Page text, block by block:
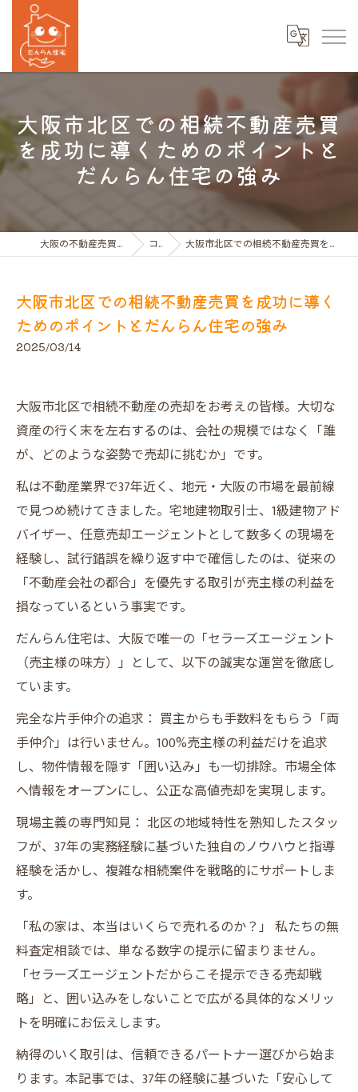
大阪市北区での相続不動産売買
を成功に導くためのポイントと
だんらん住宅の強み
大阪の不動産売買ならだんらん住宅株式会社 コラム 大阪市北区での相続不動産売買を成功に導くためのポイントとだんらん住宅の強み
大阪市北区での相続不動産売買を成功に導く
ためのポイントとだんらん住宅の強み
2025/03/14
大阪市北区で相続不動産の売却をお考えの皆様。大切な
資産の行く末を左右するのは、会社の規模ではなく「誰
が、どのような姿勢で売却に挑むか」です。
私は不動産業界で37年近く、地元・大阪の市場を最前線
で見つめ続けてきました。宅地建物取引士、1級建物アド
バイザー、任意売却エージェントとして数多くの現場を
経験し、試行錯誤を繰り返す中で確信したのは、従来の
「不動産会社の都合」を優先する取引が売主様の利益を
損なっているという事実です。
だんらん住宅は、大阪で唯一の「セラーズエージェント
（売主様の味方）」として、以下の誠実な運営を徹底し
ています。
完全な片手仲介の追求： 買主からも手数料をもらう「両
手仲介」は行いません。100%売主様の利益だけを追求
し、物件情報を隠す「囲い込み」も一切排除。市場全体
へ情報をオープンにし、公正な高値売却を実現します。
現場主義の専門知見： 北区の地域特性を熟知したスタッ
フが、37年の実務経験に基づいた独自のノウハウと指導
経験を活かし、複雑な相続案件を戦略的にサポートしま
す。
「私の家は、本当はいくらで売れるのか？」 私たちの無
料査定相談では、単なる数字の提示に留まりません。
「セラーズエージェントだからこそ提示できる売却戦
略」と、囲い込みをしないことで広がる具体的なメリッ
トを明確にお伝えします。
納得のいく取引は、信頼できるパートナー選びから始ま
ります。本記事では、37年の経験に基づいた「安心して